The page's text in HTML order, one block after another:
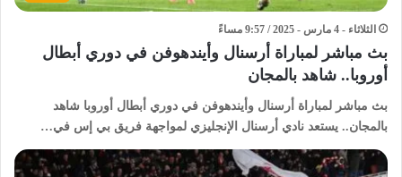
الثلاثاء - 4 مارس - 2025 / 9:57 مساءً
بث مباشر لمباراة أرسنال وأيندهوفن في دوري أبطال
أوروبا.. شاهد بالمجان
بث مباشر لمباراة أرسنال وأيندهوفن في دوري أبطال أوروبا شاهد
بالمجان.. يستعد نادي أرسنال الإنجليزي لمواجهة فريق بي إس في…